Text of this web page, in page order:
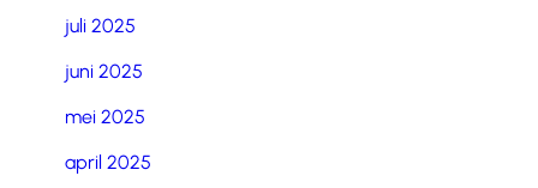
juli 2025
juni 2025
mei 2025
april 2025